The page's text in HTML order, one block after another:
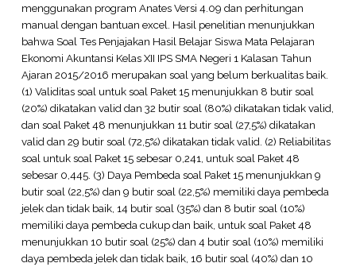
menggunakan program Anates Versi 4.09 dan perhitungan
manual dengan bantuan excel. Hasil penelitian menunjukkan
bahwa Soal Tes Penjajakan Hasil Belajar Siswa Mata Pelajaran
Ekonomi Akuntansi Kelas XII IPS SMA Negeri 1 Kalasan Tahun
Ajaran 2015/2016 merupakan soal yang belum berkualitas baik.
(1) Validitas soal untuk soal Paket 15 menunjukkan 8 butir soal
(20%) dikatakan valid dan 32 butir soal (80%) dikatakan tidak valid,
dan soal Paket 48 menunjukkan 11 butir soal (27,5%) dikatakan
valid dan 29 butir soal (72,5%) dikatakan tidak valid. (2) Reliabilitas
soal untuk soal Paket 15 sebesar 0,241, untuk soal Paket 48
sebesar 0,445. (3) Daya Pembeda soal Paket 15 menunjukkan 9
butir soal (22,5%) dan 9 butir soal (22,5%) memiliki daya pembeda
jelek dan tidak baik, 14 butir soal (35%) dan 8 butir soal (10%)
memiliki daya pembeda cukup dan baik, untuk soal Paket 48
menunjukkan 10 butir soal (25%) dan 4 butir soal (10%) memiliki
daya pembeda jelek dan tidak baik, 16 butir soal (40%) dan 10